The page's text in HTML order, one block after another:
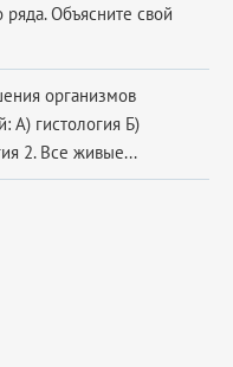
Объясните свой
организмов
А) гистология Б)
2. Все живые...